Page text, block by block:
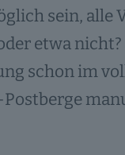
sein, alle
etwa
schon im